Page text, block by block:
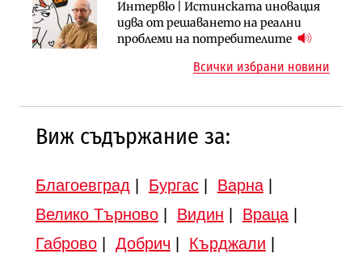
Интервю | Истинската иновация
идва от решаването на реални
проблеми на потребителите
Инфраструктура
АПИ възложи промяната на
парцеларния план за
Инфраструктура
Вторият мост над Варненското
езеро става част от бъдещата
Всички избрани новини
Виж съдържание за:
Благоевград Бургас| Варна|
Велико Търново| Видин Враца|
Габрово| Добрич Кърджали